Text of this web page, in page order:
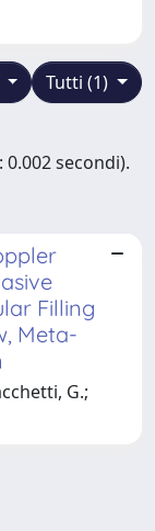
Tutti (1)
secondi).
Filling
Meta-
G.;